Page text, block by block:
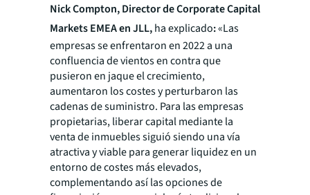
Nick Compton, Director de Corporate Capital
Markets EMEA en JLL,ha explicado:«Las
empresas se enfrentaron en 2022 a una
confluencia de vientos en contra que
pusieron en jaque el crecimiento,
aumentaron los costes y perturbaron las
cadenas de suministro. Para las empresas
propietarias, liberar capital mediante la
venta de inmuebles siguió siendo una vía
atractiva y viable para generar liquidez en un
entorno de costes más elevados,
complementando así las opciones de